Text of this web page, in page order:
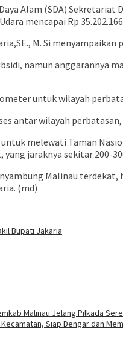
Alam (SDA)
mencapai Rp
M. Si
namun anggarannya
untuk wilayah
antar wilayah
melewati Taman
jaraknya sekitar 200-
Malinau
(md)
Bupati Jakaria
Malinau Jelang Pilkada
Siap Dengar dan